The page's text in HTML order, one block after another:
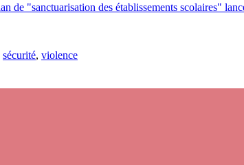
de "sanctuarisation des établissements scolaires"
sécurité, violence